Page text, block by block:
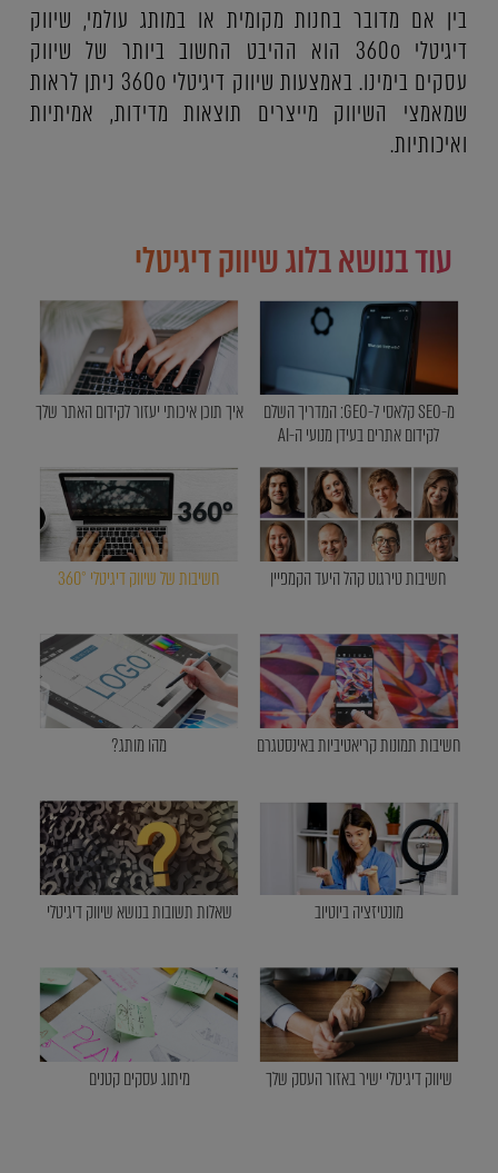
בין אם מדובר בחנות מקומית או במותג עולמי, שיווק
דיגיטלי 360o הוא ההיבט החשוב ביותר של שיווק
עסקים בימינו. באמצעות שיווק דיגיטלי 360o ניתן לראות
שמאמצי השיווק מייצרים תוצאות מדידות, אמיתיות
ואיכותיות.
עוד בנושא בלוג שיווק דיגיטלי
מ-SEO קלאסי ל-GEO: המדריך השלם
לקידום אתרים בעידן מנועי ה-AI
איך תוכן איכותי יעזור לקידום האתר שלך
חשיבות טירגוט קהל היעד הקמפיין חשיבות של שיווק דיגיטלי 360°
חשיבות תמונות קריאטיביות באינסטגרם מהו מותג?
מונטיזציה ביוטיוב שאלות תשובות בנושא שיווק דיגיטלי
שיווק דיגיטלי ישיר באזור העסק שלך מיתוג עסקים קטנים